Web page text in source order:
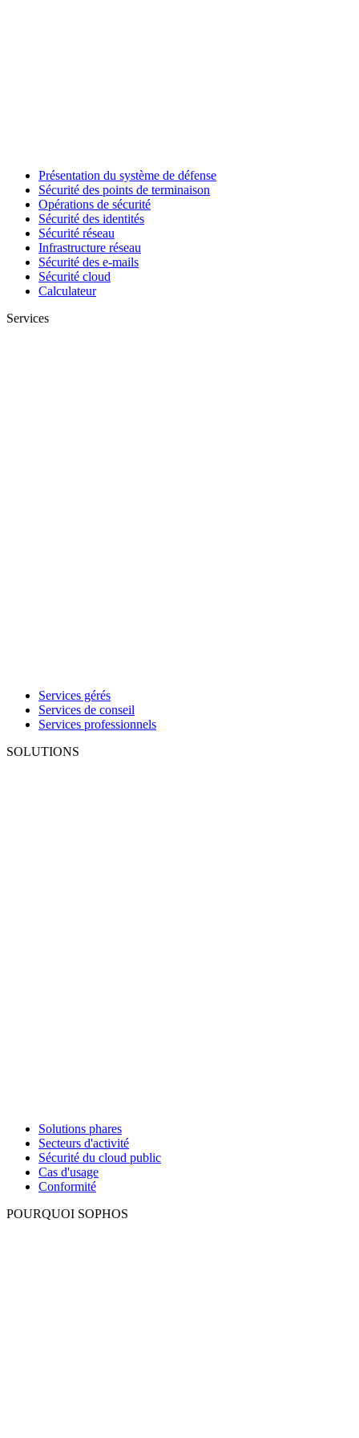
Présentation du système de défense
Sécurité des points de terminaison
Opérations de sécurité
Sécurité des identités
Sécurité réseau
Infrastructure réseau
Sécurité des e-mails
Sécurité cloud
Calculateur
Services
Services gérés
Services de conseil
Services professionnels
SOLUTIONS
Solutions phares
Secteurs d'activité
Sécurité du cloud public
Cas d'usage
Conformité
POURQUOI SOPHOS